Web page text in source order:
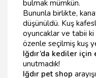
bulmak mümkün.
Bununla birlikte,
düşünüldü. Kuş
oyuncaklar ve tabii ki
özenle seçilmiş kuş
Iğdır’da kediler için
unutmadık!
Iğdır pet shop